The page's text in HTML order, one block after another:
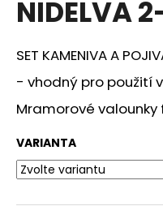
NIDELVA
SET KAMENIVA A
- vhodný pro použití
Mramorové
VARIANTA
a
í
t
?